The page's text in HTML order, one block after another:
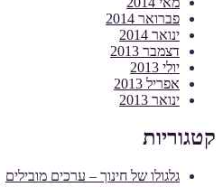
פברואר 2014
ינואר 2014
דצמבר 2013
יולי 2013
אפריל 2013
ינואר 2013
קטגוריות
גלגולו של חינוך – ערכים מובילים